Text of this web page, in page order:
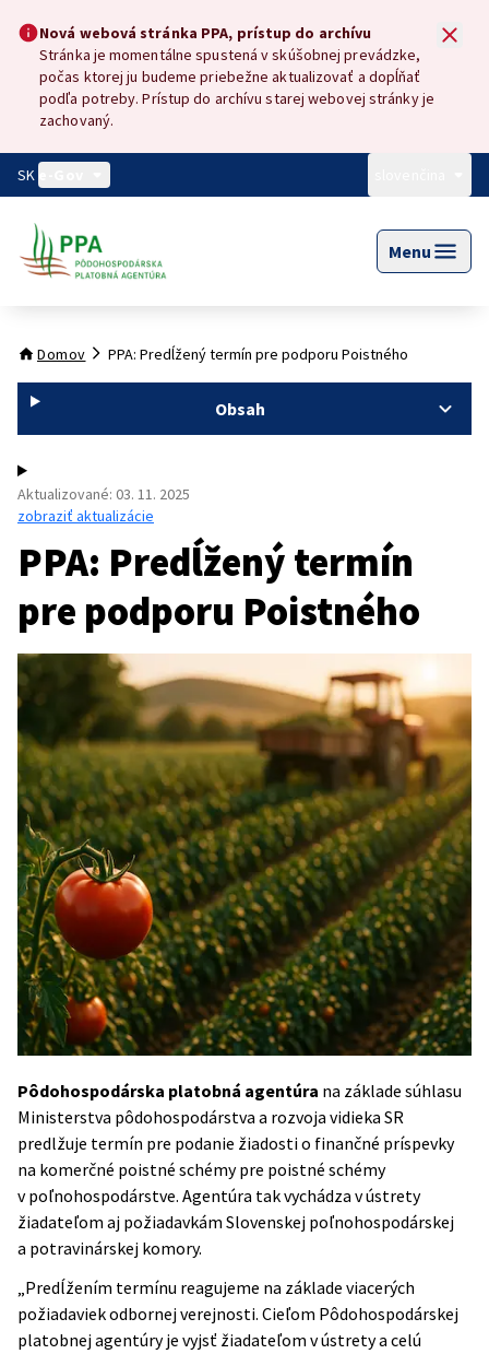
Preskočiť na hlavný obsah
Nová webová stránka PPA, prístup do archívu
Nová webová stránka PPA, prístup do archívu
Stránka je momentálne spustená v skúšobnej prevádzke,
počas ktorej ju budeme priebežne aktualizovať a dopĺňať
podľa potreby. Prístup do archívu starej webovej stránky je
zachovaný.
SK
Menu
Domov PPA: Predĺžený termín pre podporu Poistného
Obsah
Aktualizované: 03. 11. 2025
zobraziť aktualizácie
PPA: Predĺžený termín
pre podporu Poistného
Pôdohospodárska platobná agentúra na základe súhlasu
Ministerstva pôdohospodárstva a rozvoja vidieka SR
predlžuje termín pre podanie žiadosti o finančné príspevky
na komerčné poistné schémy pre poistné schémy
v poľnohospodárstve. Agentúra tak vychádza v ústrety
žiadateľom aj požiadavkám Slovenskej poľnohospodárskej
a potravinárskej komory.
„Predĺžením termínu reagujeme na základe viacerých
požiadaviek odbornej verejnosti. Cieľom Pôdohospodárskej
platobnej agentúry je vyjsť žiadateľom v ústrety a celú